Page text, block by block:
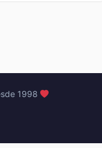
1998